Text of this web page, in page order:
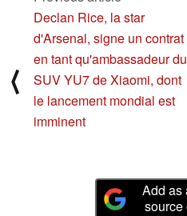
⟨
Declan Rice, la star
d'Arsenal, signe un contrat
en tant qu'ambassadeur du
SUV YU7 de Xiaomi, dont
le lancement mondial est
imminent
Add as
source